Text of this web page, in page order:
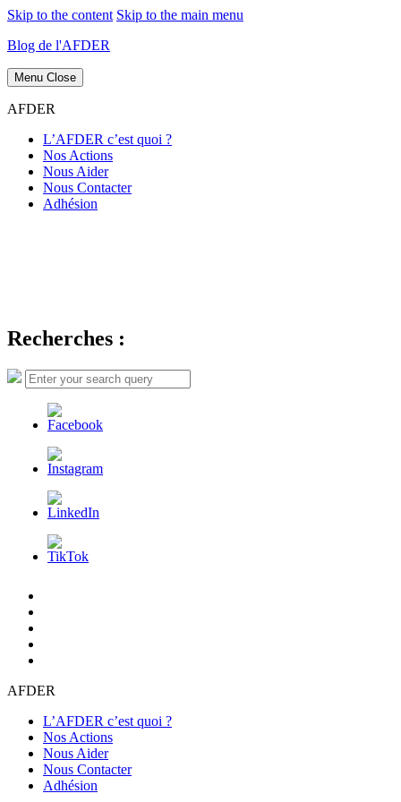
Skip to the content Skip to the main menu
Blog de l'AFDER
Menu Close
AFDER
L’AFDER c’est quoi ?
Nos Actions
Nous Aider
Nous Contacter
Adhésion
Recherches :
Search
for:
Search
AFDER
L’AFDER c’est quoi ?
Nos Actions
Nous Aider
Nous Contacter
Adhésion